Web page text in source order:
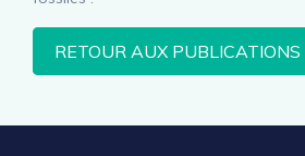
RETOUR AUX PUBLICATIONS